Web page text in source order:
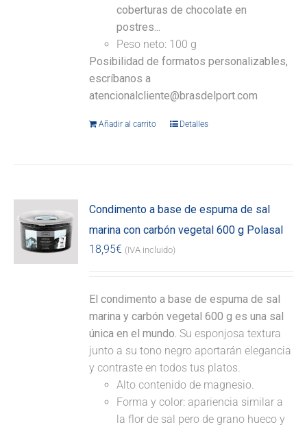
coberturas de chocolate en
postres...
Peso neto: 100 g
Posibilidad de formatos personalizables,
escríbanos a
atencionalcliente@brasdelport.com
Añadir al carrito Detalles
Condimento a base de espuma de sal
marina con carbón vegetal 600 g Polasal
18,95€ (IVA incluido)
El condimento a base de espuma de sal
marina y carbón vegetal 600 g es una sal
única en el mundo. Su esponjosa textura
junto a su tono negro aportarán elegancia
y contraste en todos tus platos.
Alto contenido de magnesio.
Forma y color: apariencia similar a
la flor de sal pero de grano hueco y